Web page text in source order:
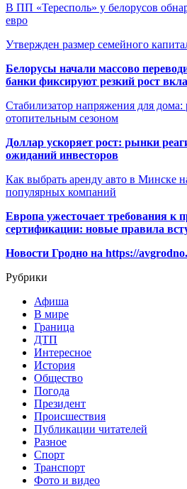
В ПП «Тересполь» у белорусов
евро
Утвержден размер семейного
Белорусы начали массово
банки фиксируют резкий рост
Стабилизатор напряжения для
отопительным сезоном
Доллар ускоряет рост: рынки
ожиданий инвесторов
Как выбрать аренду авто в Минске
популярных компаний
Европа ужесточает требования к
сертификации: новые правила
Новости Гродно на https://
Рубрики
Афиша
В мире
Граница
ДТП
Интересное
История
Общество
Погода
Президент
Происшествия
Публикации читателей
Разное
Спорт
Транспорт
Фото и видео